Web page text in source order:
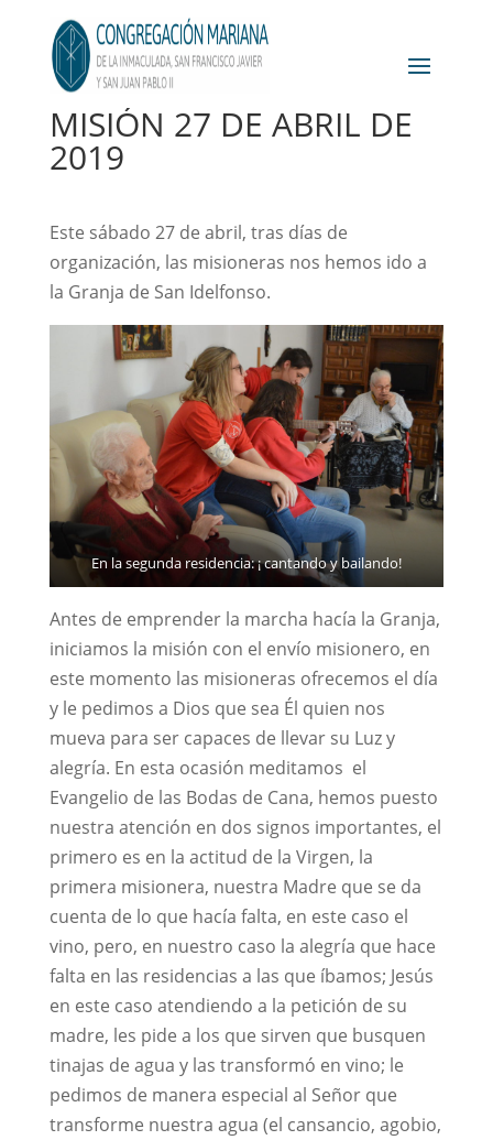
MISIÓN 27 DE ABRIL DE
2019
Este sábado 27 de abril, tras días de
organización, las misioneras nos hemos ido a
la Granja de San Idelfonso.
En la segunda residencia: ¡ cantando y bailando!
Antes de emprender la marcha hacía la Granja,
iniciamos la misión con el envío misionero, en
este momento las misioneras ofrecemos el día
y le pedimos a Dios que sea Él quien nos
mueva para ser capaces de llevar su Luz y
alegría. En esta ocasión meditamos el
Evangelio de las Bodas de Cana, hemos puesto
nuestra atención en dos signos importantes, el
primero es en la actitud de la Virgen, la
primera misionera, nuestra Madre que se da
cuenta de lo que hacía falta, en este caso el
vino, pero, en nuestro caso la alegría que hace
falta en las residencias a las que íbamos; Jesús
en este caso atendiendo a la petición de su
madre, les pide a los que sirven que busquen
tinajas de agua y las transformó en vino; le
pedimos de manera especial al Señor que
transforme nuestra agua (el cansancio, agobio,